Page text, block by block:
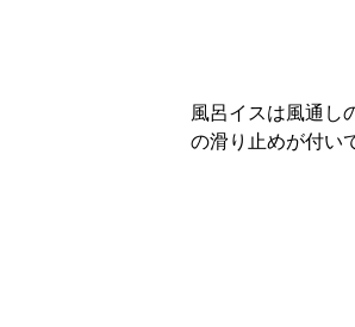
風呂イスは風通し
の滑り止めが付い